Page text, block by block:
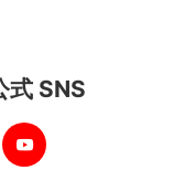
式 SNS